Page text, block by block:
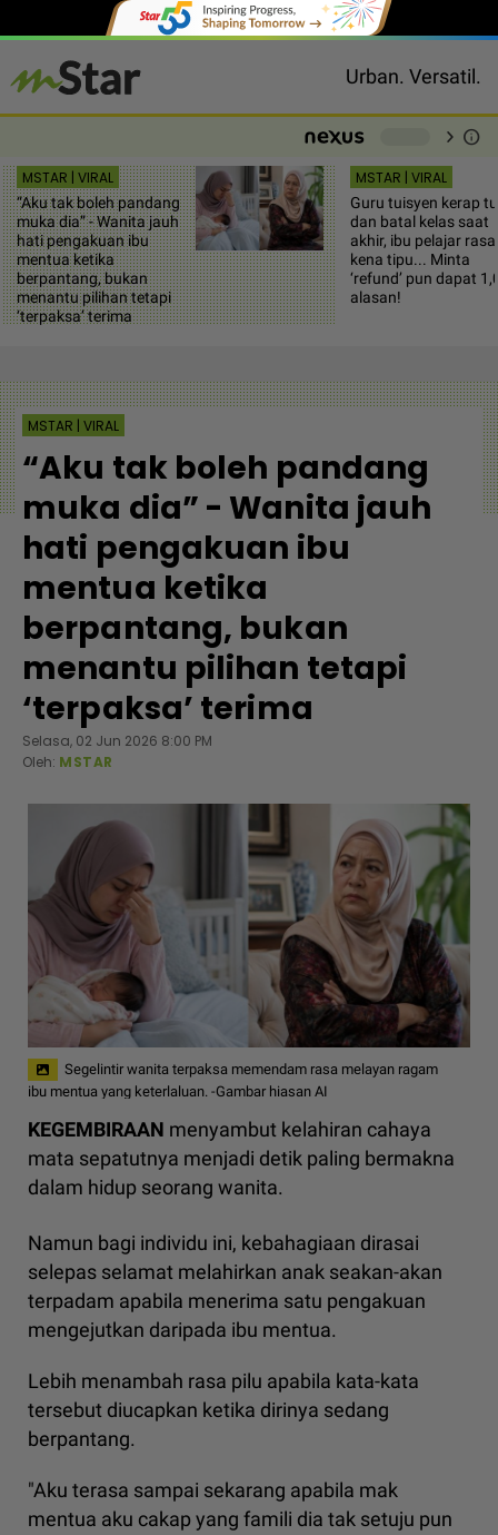
Urban. Versatil.
chevron_right info
MSTAR | VIRAL
“Aku tak boleh pandang
muka dia” - Wanita jauh
hati pengakuan ibu
mentua ketika
berpantang, bukan
menantu pilihan tetapi
‘terpaksa’ terima
MSTAR | VIRAL
Guru tuisyen kerap
dan batal kelas saat
akhir, ibu pelajar rasa
kena tipu... Minta
‘refund’ pun dapat
alasan!
MSTAR | VIRAL
“Aku tak boleh pandang
muka dia” - Wanita jauh
hati pengakuan ibu
mentua ketika
berpantang, bukan
menantu pilihan tetapi
‘terpaksa’ terima
Selasa, 02 Jun 2026 8:00 PM
Oleh: MSTAR
Segelintir wanita terpaksa memendam rasa melayan ragam
ibu mentua yang keterlaluan. -Gambar hiasan AI
KEGEMBIRAAN menyambut kelahiran cahaya
mata sepatutnya menjadi detik paling bermakna
dalam hidup seorang wanita.
Namun bagi individu ini, kebahagiaan dirasai
selepas selamat melahirkan anak seakan-akan
terpadam apabila menerima satu pengakuan
mengejutkan daripada ibu mentua.
Lebih menambah rasa pilu apabila kata-kata
tersebut diucapkan ketika dirinya sedang
berpantang.
"Aku terasa sampai sekarang apabila mak
mentua aku cakap yang famili dia tak setuju pun